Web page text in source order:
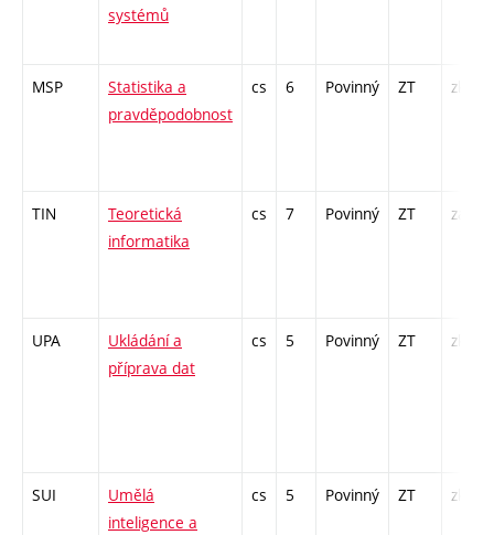
systémů
MSP
Statistika a
pravděpodobnost
cs 6 Povinný ZT zk
TIN
Teoretická
informatika
cs 7 Povinný ZT zá,zk
UPA
Ukládání a
příprava dat
cs 5 Povinný ZT zk
SUI
Umělá
inteligence a
cs 5 Povinný ZT zk